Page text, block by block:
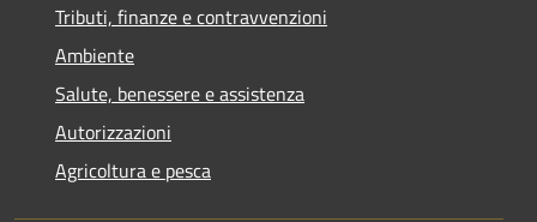
Tributi, finanze e contravvenzioni
Ambiente
Salute, benessere e assistenza
Autorizzazioni
Agricoltura e pesca